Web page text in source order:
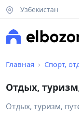
Узбекистан
Главная Спорт,
Отдых,
Отдых, туризм,